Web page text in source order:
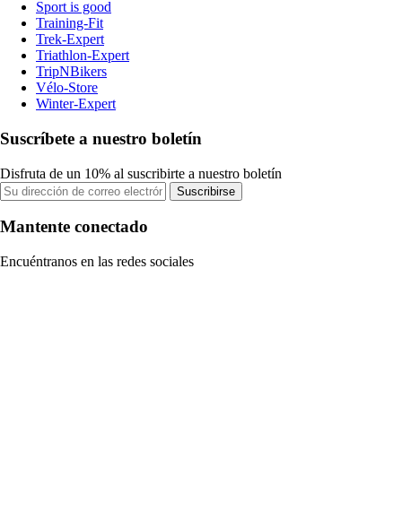
Sport is good
Training-Fit
Trek-Expert
Triathlon-Expert
TripNBikers
Vélo-Store
Winter-Expert
Suscríbete a nuestro boletín
Disfruta de un 10% al suscribirte a nuestro boletín
Suscribirse
Mantente conectado
Encuéntranos en las redes sociales